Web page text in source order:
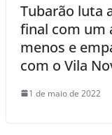
Tubarão luta
final com um
menos e
com o Vila
1 de maio de 2022